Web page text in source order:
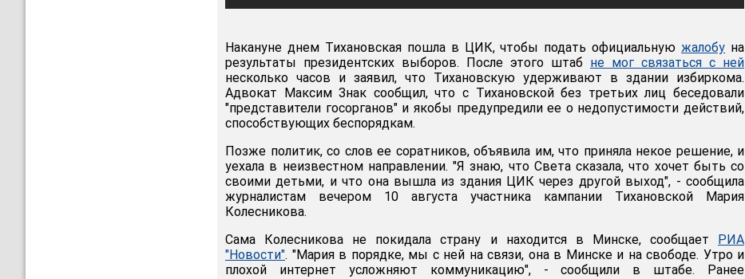
Накануне днем Тихановская пошла в ЦИК, чтобы подать официальнуюжалобу на
результаты президентских выборов. После этого штаб не мог связаться с ней
несколько часов и заявил, что Тихановскую удерживают в здании избиркома.
Адвокат Максим Знак сообщил, что с Тихановской без третьих лиц беседовали
"представители госорганов" и якобы предупредили ее о недопустимости действий,
способствующих беспорядкам.
Позже политик, со слов ее соратников, объявила им, что приняла некое решение, и
уехала в неизвестном направлении. "Я знаю, что Света сказала, что хочет быть со
своими детьми, и что она вышла из здания ЦИК через другой выход", - сообщила
журналистам вечером 10 августа участника кампании Тихановской Мария
Колесникова.
Сама Колесникова не покидала страну и находится в Минске, сообщает РИА
"Новости". "Мария в порядке, мы с ней на связи, она в Минске и на свободе. Утро и
плохой интернет усложняют коммуникацию", - сообщили в штабе. Ранее